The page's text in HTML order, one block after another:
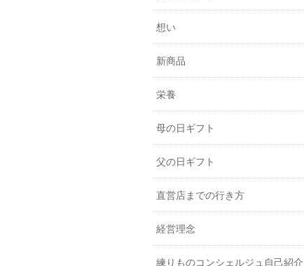
想い
新商品
栄養
母の日ギフト
父の日ギフト
直営店までの行き方
経営理念
練りものコンシェルジュ自己紹介